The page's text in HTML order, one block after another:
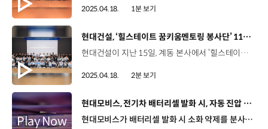
2025.04.18. 1분 보기
[동영상]
현대건설, ‘힐스테이트 꿈키움멘토링 봉사단’ 11기 출범
현대건설이 지난 15일, 계동 본사에서 ‘힐스테이트 꿈키움멘토링 봉사단’ 11기 발대식을 개최했습니다. 꿈키움 멘토링 봉사단은 청소년 멘티, 대학생 멘토, 임직원이 3인 1조로 구성돼, 약 1년간 진로 탐색 및 학습 지원 등 미래 인재를 육성하고 지속가능한 사회적 가치를 실현하는 프로그램인데요. 지난 2014년부터 재능 기부를 통해 청소년 역량 강화와 사교육비 절감, 장학금 지급 등의 사회적 성과를 창출했습니다. 이한우 대표이사 / 현대건설 이번 꿈키움멘토링 활동이 참여하는 모든 이에게 행복한 추억으로 기억되기를 바라며 청소년과 대학생 여러분들이 보다 과감히 도전하고 더 큰 미래를 향해 질주할 수 있는 계기가 되기를 희망합니다. 저와 현대건설, 현대건설 임직원도 여러분 모두의 꿈을 응원하며 최선의 지원을 아끼지 않겠습니다. 특히, 10년간 누적 인원 534명이 참여하며 멘티가 멘토로 성장하는 선순환형 사회공헌 프로그램으로 자리매김했습니다. 안제형 직원멘토 / 현대건설 HR개선팀청소년과 대학생 그리고 직원들까지 각자가 진로에 대한 고민들이 되게 많이 있을 텐데 그런 고민들을 나누고 공유하면서 서로에게 소중한 시간이 될 수 있도록 좋은 추억 많이 만들고 싶습니다. 김나영 홍보서포터즈 / 힐스테이트 꿈키움멘토링 봉사단11기 꿈키움멘토링 봉사단 발대식에 참여하게 되어 진심으로 기쁩니다. 치열하게 고민하고 진심으로 움직이며 앞으로의 활동 널리 알리도록 노력하겠습니다. 현대건설은 앞으로도 지속가능한 미래를 위한 ESG를 실천하며 교육, 지역 중심의 사회공헌 활동을 확대해 나갈 예정입니다.
2025.04.18. 2분 보기
[동영상]
현대모비스, 전기차 배터리셀 발화 시, 자동 진압 기술
현대모비스가 배터리셀 발화 시 소화 약제를 분사해 화재를 즉시 진압하는 신기술을 개발했습니다. 이번에 공개된 BSA기술은 배터리관리시스템(BMS)과 소화장치, 배터리 케이스 등으로 구성된 하드웨어, 이를 제어하는 소프트웨어 로직으로 구성되는데요. 우선 배터리셀이 발화하면 배터리관리시스템(BMS)은 실시간 데이터를 바탕으로 이상 징후를 판단하고, 약제 분사 위치를 설정한 뒤 소화 장치를 작동시킴으로써 열폭주를 사전에 차단하게 됩니다. 특히, 배터리시스템 내부에는 가정용 소화기의 5배에 달하는 소화 약제가 탑재돼있어 화재 진압에 효과적입니다. 박용준 상무 / 현대모비스 배터리시스템연구실 (소화장치를 적용해) 화염이 외부로 노출이 안 되게끔 방지하는 구조이며, BSA를 적용하면 수 분 내에 화염이 연소됨으로써 고객들의 안전을 향상시킬 수 있는 기술이라고 판단하고 있습니다. 최근 주행거리를 향상시킨 전기차들이 등장하며 배터리시스템의 안전 기준도 더욱 까다로워지고 있는데요, 현대모비스는 앞으로도 글로벌 기준을 상회하고 하드웨어와 소프트웨어가 통합된, 고도화된 배터리시스템을 개발해 글로벌 시장에 선보여 나갈 계획입니다.